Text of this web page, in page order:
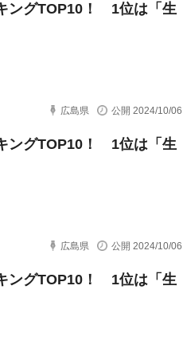
ングTOP10！ 1位は「生
広島県 公開 2024/10/06
ングTOP10！ 1位は「生
広島県 公開 2024/10/06
ングTOP10！ 1位は「生